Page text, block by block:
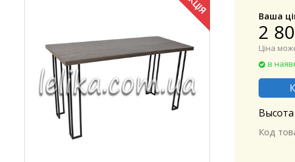
Ваша
2
Ціна
в
Код